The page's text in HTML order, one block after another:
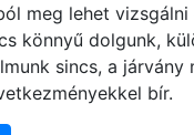
meg lehet vizsgálni
könnyű dolgunk,
sincs, a járvány
bír.